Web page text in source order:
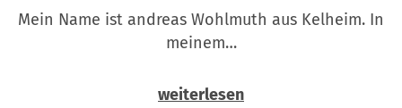
Mein Name ist andreas Wohlmuth aus Kelheim. In
meinem…
weiterlesen